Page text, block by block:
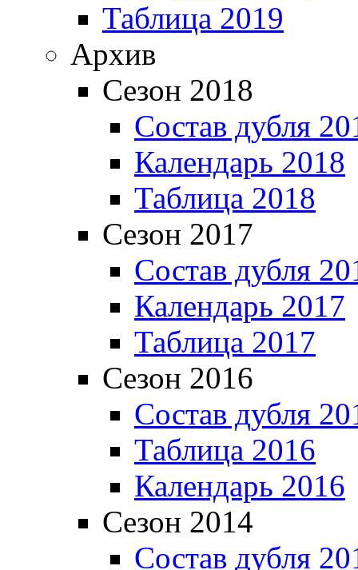
Таблица 2019
Архив
Сезон 2018
Состав дубля
Календарь 2018
Таблица 2018
Сезон 2017
Состав дубля
Календарь 2017
Таблица 2017
Сезон 2016
Состав дубля
Таблица 2016
Календарь 2016
Сезон 2014
Состав дубля